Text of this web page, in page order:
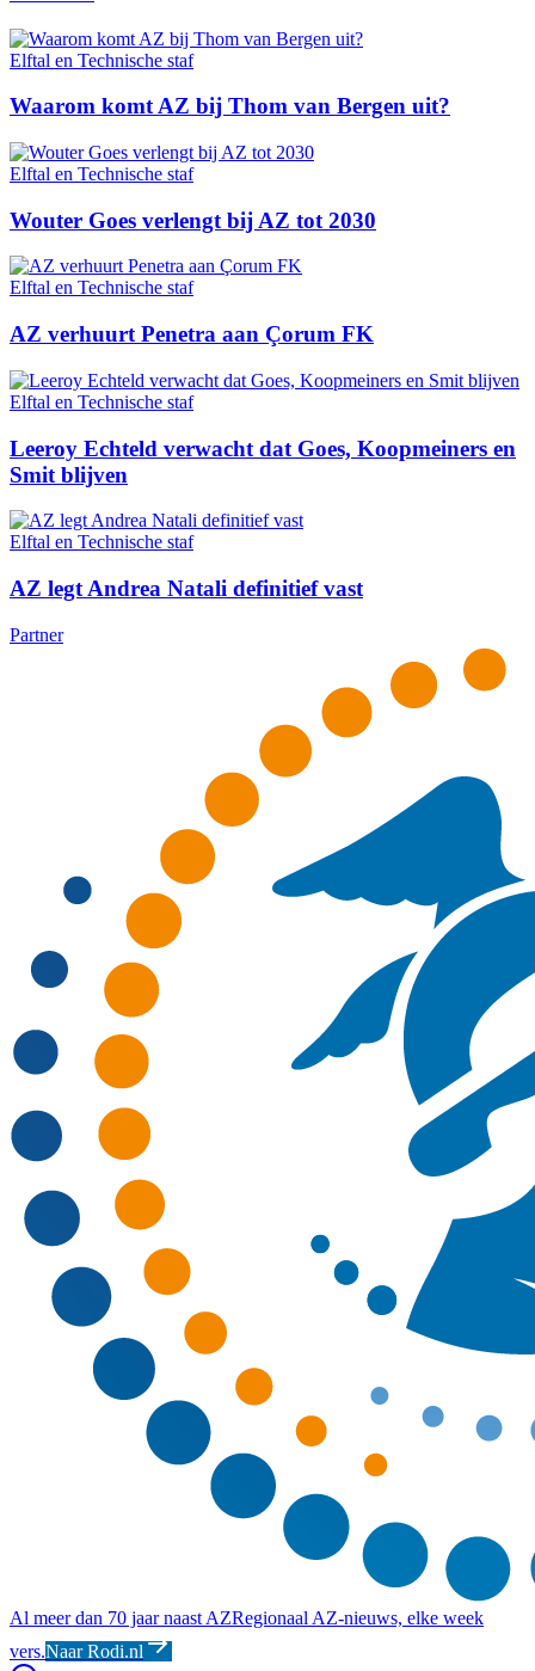
Elftal en Technische staf
Waarom komt AZ bij Thom van Bergen uit?
Elftal en Technische staf
Wouter Goes verlengt bij AZ tot 2030
Elftal en Technische staf
AZ verhuurt Penetra aan Çorum FK
Elftal en Technische staf
Leeroy Echteld verwacht dat Goes, Koopmeiners en
Smit blijven
Elftal en Technische staf
AZ legt Andrea Natali definitief vast
Partner
Al meer dan 70 jaar naast AZRegionaal AZ-nieuws, elke week
vers.Naar Rodi.nl